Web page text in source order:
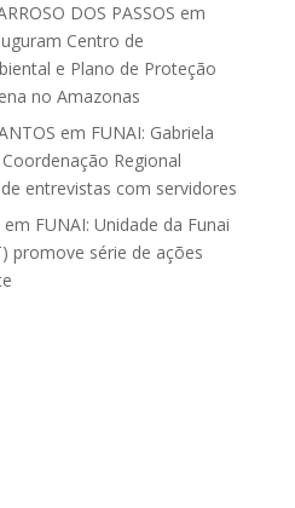
DOS PASSOS em
Centro de
e Plano de Proteção
no Amazonas
em FUNAI: Gabriela
Regional
entrevistas com servidores
em FUNAI: Unidade da Funai
promove série de ações